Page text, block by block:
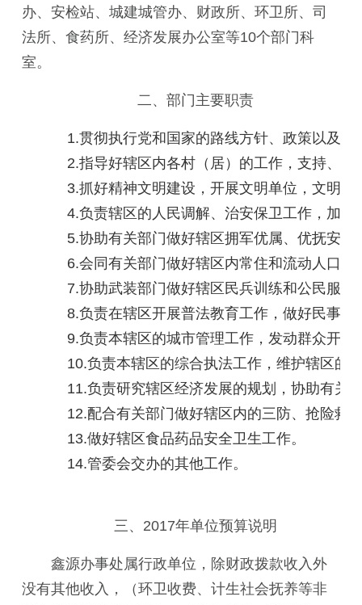
办、安检站、城建城管办、财政所、环卫所、司
法所、食药所、经济发展办公室等10个部门科
室。
二、部门主要职责
    1.
贯彻执行党和国家的路线方针、政策以及
    2.
指导好辖区内各村（居）的工作，支持、
    3.
抓好精神文明建设，开展文明单位，文明
    4.
负责辖区的人民调解、治安保卫工作，加
    5.
协助有关部门做好辖区拥军优属、优抚安
    6.
会同有关部门做好辖区内常住和流动人口的
    7.
协助武装部门做好辖区民兵训练和公民服兵
    8.
负责在辖区开展普法教育工作，做好民事
    9.
负责本辖区的城市管理工作，发动群众开
    10.
负责本辖区的综合执法工作，维护辖区的
    11.
负责研究辖区经济发展的规划，协助有关
    12.
配合有关部门做好辖区内的三防、抢险救
    13.
做好辖区食品药品安全卫生工作。
    14.
管委会交办的其他工作。
三、 2017年单位预算说明
鑫源办事处属行政单位，除财政拨款收入外
没有其他收入，（环卫收费、计生社会抚养等非